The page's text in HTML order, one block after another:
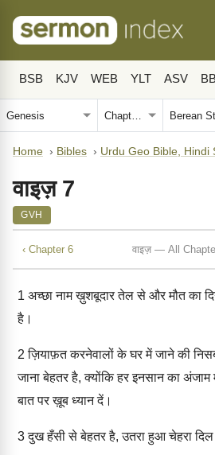
BSB KJV WEB YLT ASV
Home › Bibles › Urdu Geo Bible, Hindi
वाइज़ 7
GVH
‹ Chapter 6 वाइज़ — All
1 अच्छा नाम ख़ुशबूदार तेल से और मौत का
है।
2 ज़ियाफ़त करनेवालों के घर में जाने की
जाना बेहतर है, क्योंकि हर इनसान का अंजाम
बात पर ख़ूब ध्यान दें।
3दुख हँसी से बेहतर है, उतरा हुआ चेहरा दिल